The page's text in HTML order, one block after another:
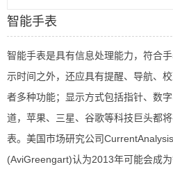
智能手表
智能手表是具有信息处理能力，符合
示时间之外，还应具有提醒、导航、
者多种功能；显示方式包括指针、数
道，苹果、三星、谷歌等科技巨头都
表。美国市场研究公司
(AviGreengart)认为2013年可能会成